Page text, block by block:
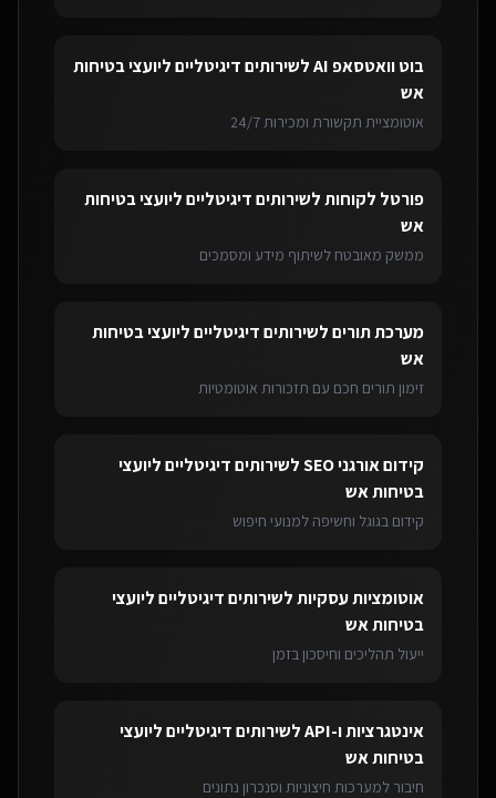
בוט וואטסאפ AI לשירותים דיגיטליים ליועצי בטיחות
אש
אוטומציית תקשורת ומכירות 24/7
פורטל לקוחותלשירותים דיגיטליים ליועצי בטיחות
אש
ממשק מאובטח לשיתוף מידע ומסמכים
מערכת תוריםלשירותים דיגיטליים ליועצי בטיחות
אש
זימון תורים חכם עם תזכורות אוטומטיות
קידום אורגני SEO לשירותים דיגיטליים ליועצי
בטיחות אש
קידום בגוגל וחשיפה למנועי חיפוש
אוטומציות עסקיותלשירותים דיגיטליים ליועצי
בטיחות אש
ייעול תהליכים וחיסכון בזמן
אינטגרציות ו-API לשירותים דיגיטליים ליועצי
בטיחות אש
חיבור למערכות חיצוניות וסנכרון נתונים